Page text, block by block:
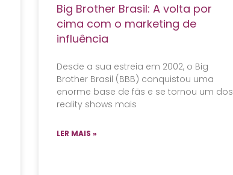
Big Brother Brasil: A volta por
cima com o marketing de
influência
Desde a sua estreia em 2002, o Big
Brother Brasil (BBB) conquistou uma
enorme base de fãs e se tornou um dos
reality shows mais
LER MAIS »